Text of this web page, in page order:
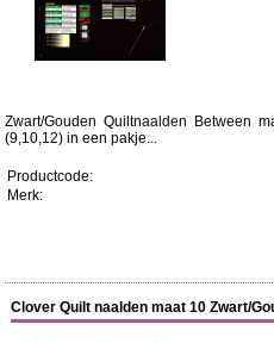
Zwart/Gouden Quiltnaalden Between
(9,10,12) in een pakje...
Productcode:
Merk:
Clover Quilt naalden maat 10 Zwart/